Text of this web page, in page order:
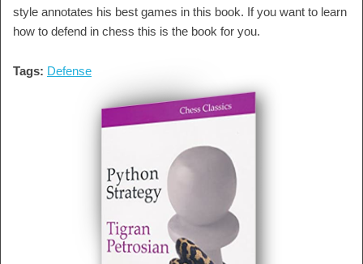
style annotates his best games in this book. If you want to learn
how to defend in chess this is the book for you.
Tags: Defense